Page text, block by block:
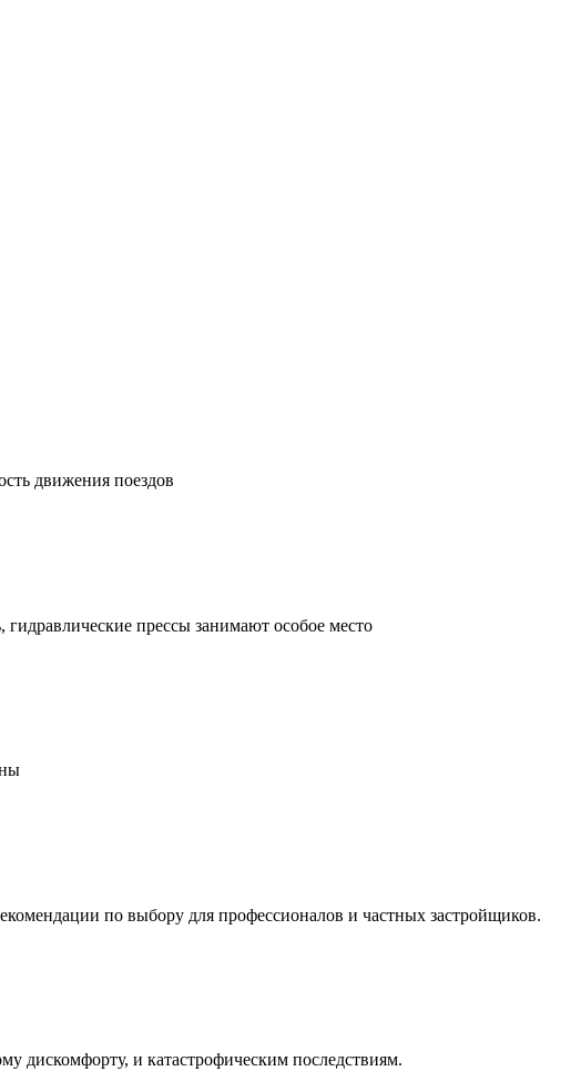
движения поездов
прессы занимают особое место
по выбору для профессионалов и частных застройщиков.
дискомфорту, и катастрофическим последствиям.